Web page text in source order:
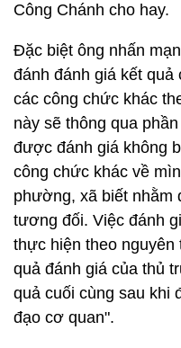
Công Chánh cho hay.
Đặc biệt ông nhấn
đánh đánh giá kết quả
các công chức khác
này sẽ thông qua
được đánh giá không
công chức khác về
phường, xã biết nhằm
tương đối. Việc đánh
thực hiện theo nguyên
quả đánh giá của thủ
quả cuối cùng sau khi
đạo cơ quan".